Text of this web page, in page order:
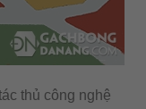
thủ công nghệ